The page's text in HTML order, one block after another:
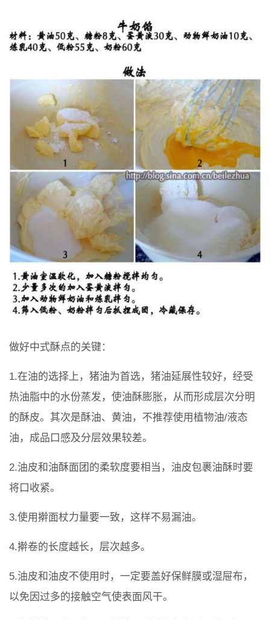
做好中式酥点的关键：
1.在油的选择上，猪油为首选，猪油延展性较好，经受
热油脂中的水份蒸发，使油酥膨胀，从而形成层次分明
的酥皮。其次是酥油、黄油，不推荐使用植物油/液态
油，成品口感及分层效果较差。
2.油皮和油酥面团的柔软度要相当，油皮包裹油酥时要
将口收紧。
3.使用擀面杖力量要一致，这样不易漏油。
4.擀卷的长度越长，层次越多。
5.油皮和油皮不使用时，一定要盖好保鲜膜或湿屉布，
以免因过多的接触空气使表面风干。